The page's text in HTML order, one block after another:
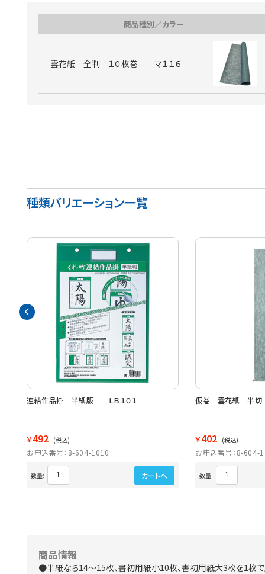
商品種別／カラー
雲花紙 全判 １０枚巻 マ１１６
種類バリエーション一覧
連結作品掛 半紙版 ＬＢ１０１
￥492 (税込)
お申込番号：8-604-1010
数量: カートへ
仮巻 雲花紙 半切
￥402 (税込)
お申込番号：8-604-
数量:
商品情報
●半紙なら14～15枚、書初用紙小10枚、書初用紙大3枚を1枚で